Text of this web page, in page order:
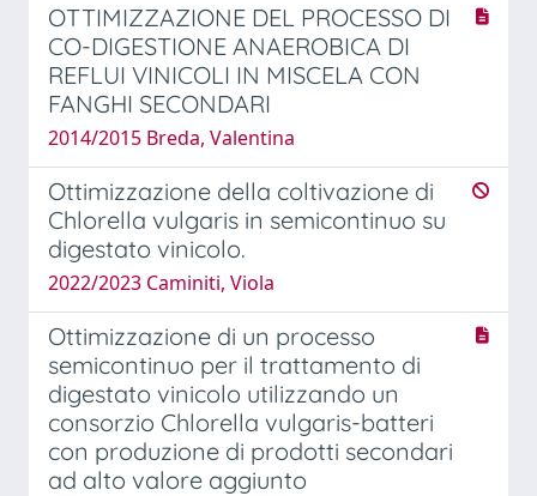
OTTIMIZZAZIONE DEL PROCESSO DI
CO-DIGESTIONE ANAEROBICA DI
REFLUI VINICOLI IN MISCELA CON
FANGHI SECONDARI
2014/2015 Breda, Valentina
Ottimizzazione della coltivazione di
Chlorella vulgaris in semicontinuo su
digestato vinicolo.
2022/2023 Caminiti, Viola
Ottimizzazione di un processo
semicontinuo per il trattamento di
digestato vinicolo utilizzando un
consorzio Chlorella vulgaris-batteri
con produzione di prodotti secondari
ad alto valore aggiunto